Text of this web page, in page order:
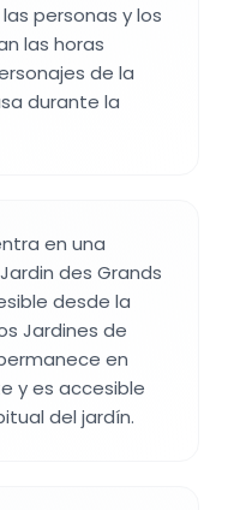
personas y los
las horas
de la
durante la
en una
des Grands
desde la
Jardines de
en
y es accesible
del jardín.